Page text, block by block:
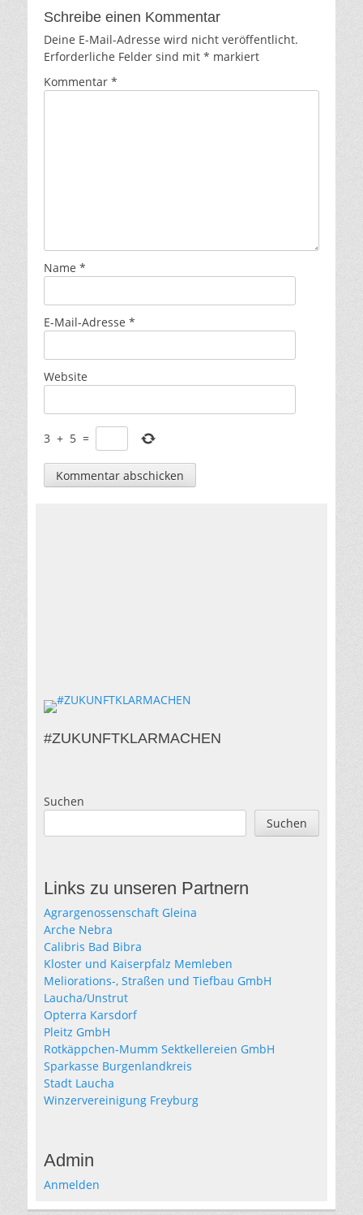
Schreibe einen Kommentar
Deine E-Mail-Adresse wird nicht veröffentlicht.
Erforderliche Felder sind mit * markiert
Kommentar *
Name *
E-Mail-Adresse *
Website
3 + 5 =
#ZUKUNFTKLARMACHEN
Suchen
Suchen
Links zu unseren Partnern
Agrargenossenschaft Gleina
Arche Nebra
Calibris Bad Bibra
Kloster und Kaiserpfalz Memleben
Meliorations-, Straßen und Tiefbau GmbH
Laucha/Unstrut
Opterra Karsdorf
Pleitz GmbH
Rotkäppchen-Mumm Sektkellereien GmbH
Sparkasse Burgenlandkreis
Stadt Laucha
Winzervereinigung Freyburg
Admin
Anmelden